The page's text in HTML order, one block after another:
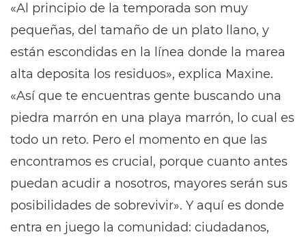
«Al principio de la temporada son muy
pequeñas, del tamaño de un plato llano, y
están escondidas en la línea donde la marea
alta deposita los residuos», explica Maxine.
«Así que te encuentras gente buscando una
piedra marrón en una playa marrón, lo cual es
todo un reto. Pero el momento en que las
encontramos es crucial, porque cuanto antes
puedan acudir a nosotros, mayores serán sus
posibilidades de sobrevivir». Y aquí es donde
entra en juego la comunidad: ciudadanos,